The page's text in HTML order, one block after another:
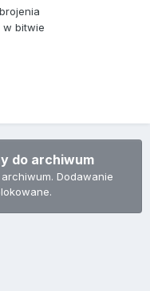
w bitwie
do archiwum
Dodawanie